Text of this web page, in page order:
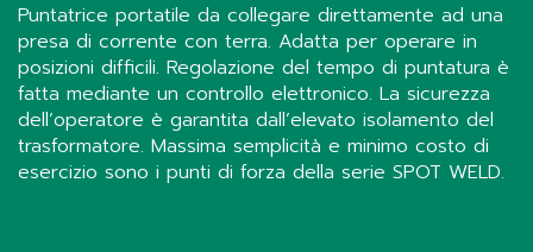
Puntatrice portatile da collegare direttamente ad una
presa di corrente con terra. Adatta per operare in
posizioni difficili. Regolazione del tempo di puntatura è
fatta mediante un controllo elettronico. La sicurezza
dell’operatore è garantita dall’elevato isolamento del
trasformatore. Massima semplicità e minimo costo di
esercizio sono i punti di forza della serie SPOT WELD.